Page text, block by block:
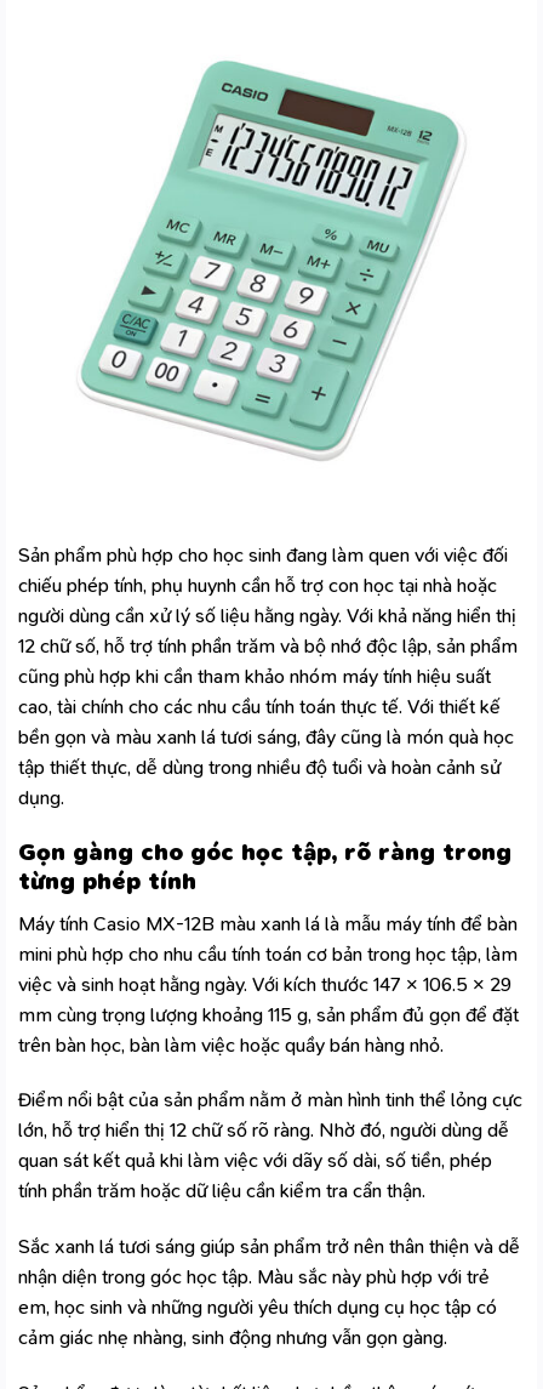
Sản phẩm phù hợp cho học sinh đang làm quen với việc đối
chiếu phép tính, phụ huynh cần hỗ trợ con học tại nhà hoặc
người dùng cần xử lý số liệu hằng ngày. Với khả năng hiển thị
12 chữ số, hỗ trợ tính phần trăm và bộ nhớ độc lập, sản phẩm
cũng phù hợp khi cần tham khảo nhóm máy tính hiệu suất
cao, tài chínhcho các nhu cầu tính toán thực tế. Với thiết kế
bền gọn và màu xanh lá tươi sáng, đây cũng là món quà học
tập thiết thực, dễ dùng trong nhiều độ tuổi và hoàn cảnh sử
dụng.
Gọn gàng cho góc học tập, rõ ràng trong
từng phép tính
Máy tính Casio MX-12B màu xanh lá là mẫu máy tính để bàn
mini phù hợp cho nhu cầu tính toán cơ bản trong học tập, làm
việc và sinh hoạt hằng ngày. Với kích thước 147 × 106.5 × 29
mm cùng trọng lượng khoảng 115 g, sản phẩm đủ gọn để đặt
trên bàn học, bàn làm việc hoặc quầy bán hàng nhỏ.
Điểm nổi bật của sản phẩm nằm ở màn hình tinh thể lỏng cực
lớn, hỗ trợ hiển thị 12 chữ số rõ ràng. Nhờ đó, người dùng dễ
quan sát kết quả khi làm việc với dãy số dài, số tiền, phép
tính phần trăm hoặc dữ liệu cần kiểm tra cẩn thận.
Sắc xanh lá tươi sáng giúp sản phẩm trở nên thân thiện và dễ
nhận diện trong góc học tập. Màu sắc này phù hợp với trẻ
em, học sinh và những người yêu thích dụng cụ học tập có
cảm giác nhẹ nhàng, sinh động nhưng vẫn gọn gàng.